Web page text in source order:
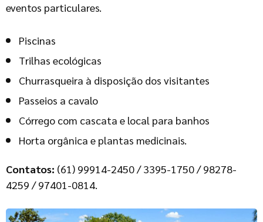
eventos particulares.
Piscinas
Trilhas ecológicas
Churrasqueira à disposição dos visitantes
Passeios a cavalo
Córrego com cascata e local para banhos
Horta orgânica e plantas medicinais.
Contatos: (61) 99914-2450 / 3395-1750 / 98278-
4259 / 97401-0814.